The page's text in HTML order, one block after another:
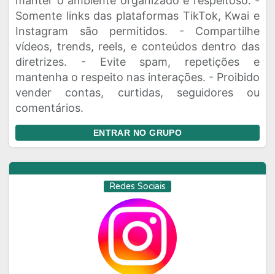
Somente links das plataformas TikTok, Kwai e
Instagram são permitidos. - Compartilhe
vídeos, trends, reels, e conteúdos dentro das
diretrizes. - Evite spam, repetições e
mantenha o respeito nas interações. - Proibido
vender contas, curtidas, seguidores ou
comentários.
ENTRAR NO GRUPO
Redes Sociais